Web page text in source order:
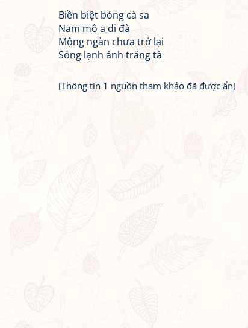
Biền biệt bóng cà sa
Nam mô a di đà
Mộng ngàn chưa trở lại
Sóng lạnh ánh trăng tà
[Thông tin 1 nguồn tham khảo đã được ẩn]